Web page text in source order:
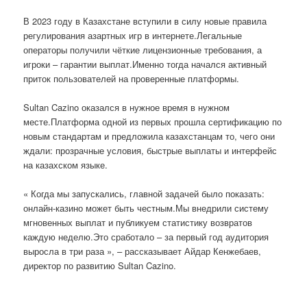
В 2023 году в Казахстане вступили в силу новые правила
регулирования азартных игр в интернете.Легальные
операторы получили чёткие лицензионные требования, а
игроки – гарантии выплат.Именно тогда начался активный
приток пользователей на проверенные платформы.
Sultan Cazino оказался в нужное время в нужном
месте.Платформа одной из первых прошла сертификацию по
новым стандартам и предложила казахстанцам то, чего они
ждали: прозрачные условия, быстрые выплаты и интерфейс
на казахском языке.
« Когда мы запускались, главной задачей было показать:
онлайн-казино может быть честным.Мы внедрили систему
мгновенных выплат и публикуем статистику возвратов
каждую неделю.Это сработало – за первый год аудитория
выросла в три раза », – рассказывает Айдар Кенжебаев,
директор по развитию Sultan Cazino.